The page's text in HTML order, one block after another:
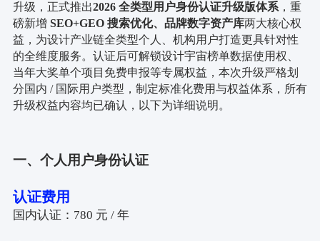
升级，正式推出2026 全类型用户身份认证升级版体系，重
磅新增 SEO+GEO 搜索优化、品牌数字资产库两大核心权
益，为设计产业链全类型个人、机构用户打造更具针对性
的全维度服务。认证后可解锁设计宇宙榜单数据使用权、
当年大奖单个项目免费申报等专属权益，本次升级严格划
分国内 / 国际用户类型，制定标准化费用与权益体系，所有
升级权益内容均已确认，以下为详细说明。
一、个人用户身份认证
认证费用
国内认证：780 元 / 年